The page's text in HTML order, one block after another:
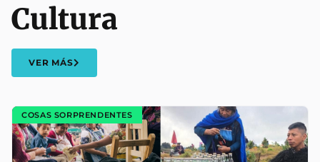
Cultura
VER MÁS
COSAS SORPRENDENTES